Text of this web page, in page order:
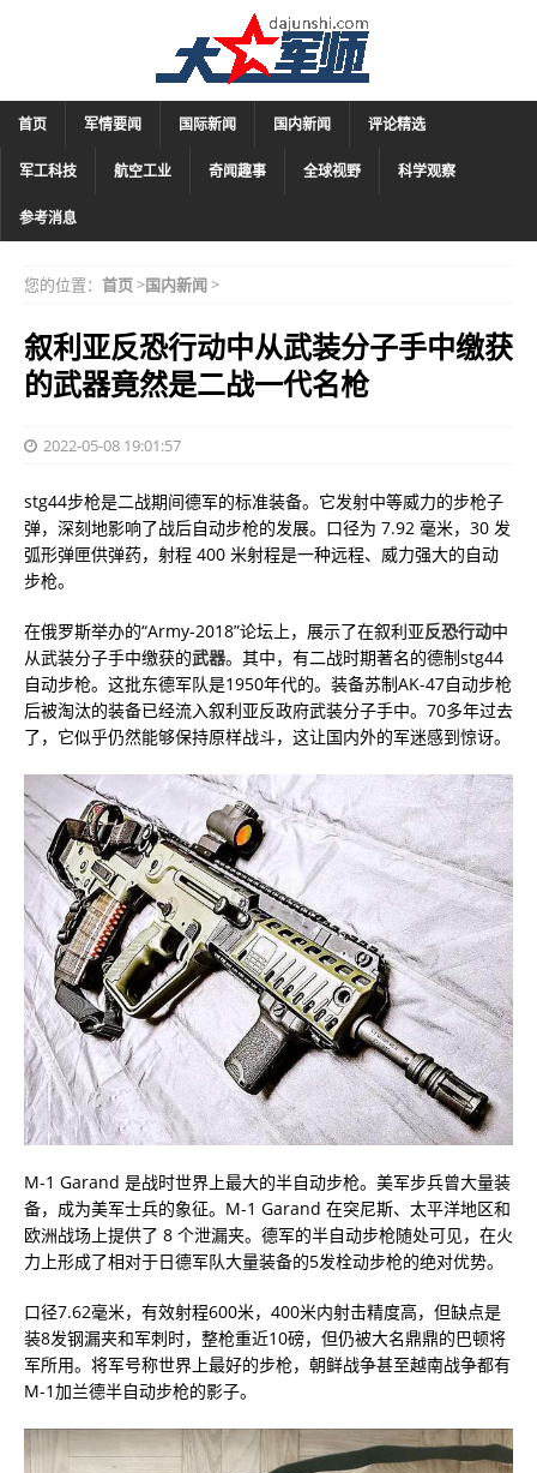
首页 军情要闻 国际新闻 国内新闻 评论精选
军工科技 航空工业 奇闻趣事 全球视野 科学观察
参考消息
您的位置： 首页>国内新闻>
叙利亚反恐行动中从武装分子手中缴获
的武器竟然是二战一代名枪
2022-05-08 19:01:57
stg44步枪是二战期间德军的标准装备。它发射中等威力的步枪子
弹，深刻地影响了战后自动步枪的发展。口径为 7.92 毫米，30 发
弧形弹匣供弹药，射程 400 米射程是一种远程、威力强大的自动
步枪。
在俄罗斯举办的“Army-2018”论坛上，展示了在叙利亚反恐行动中
从武装分子手中缴获的武器。其中，有二战时期著名的德制stg44
自动步枪。这批东德军队是1950年代的。装备苏制AK-47自动步枪
后被淘汰的装备已经流入叙利亚反政府武装分子手中。70多年过去
了，它似乎仍然能够保持原样战斗，这让国内外的军迷感到惊讶。
M-1 Garand 是战时世界上最大的半自动步枪。美军步兵曾大量装
备，成为美军士兵的象征。M-1 Garand 在突尼斯、太平洋地区和
欧洲战场上提供了 8 个泄漏夹。德军的半自动步枪随处可见，在火
力上形成了相对于日德军队大量装备的5发栓动步枪的绝对优势。
口径7.62毫米，有效射程600米，400米内射击精度高，但缺点是
装8发钢漏夹和军刺时，整枪重近10磅，但仍被大名鼎鼎的巴顿将
军所用。将军号称世界上最好的步枪，朝鲜战争甚至越南战争都有
M-1加兰德半自动步枪的影子。